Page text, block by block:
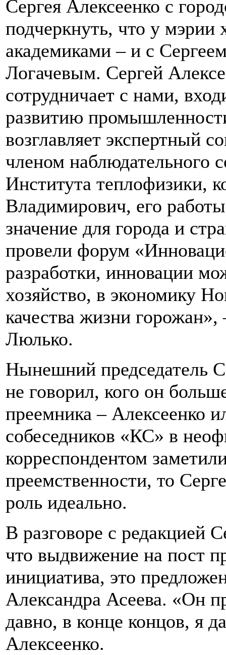
Сергея Алексеенко с
подчеркнуть, что у
академиками – и с
Логачевым. Сергей
сотрудничает с нами,
развитию
возглавляет экспертный
членом наблюдательного
Института теплофизики,
Владимирович, его
значение для города и
провели форум
разработки, инновации
хозяйство, в экономику
качества жизни
Люлько.
Нынешний председатель
не говорил, кого он
преемника – Алексеенко
собеседников «КС» в
корреспондентом
преемственности, то
роль идеально.
В разговоре с редакцией
что выдвижение на пост
инициатива, это
Александра Асеева. «Он
давно, в конце концов, я
Алексеенко.